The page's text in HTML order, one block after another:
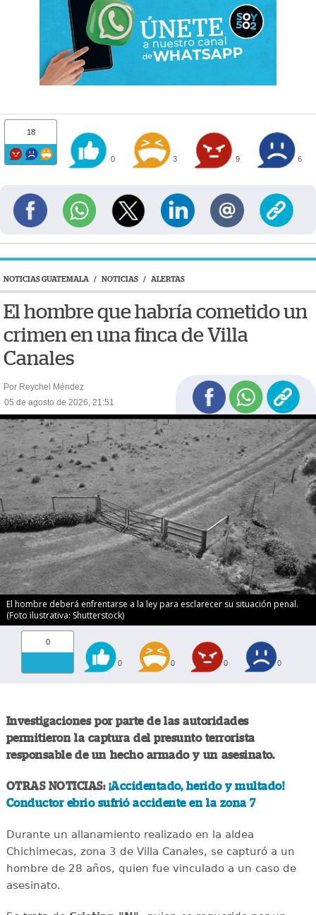
18
0 3 9 6
NOTICIAS GUATEMALA / NOTICIAS / ALERTAS
El hombre que habría cometido un
crimen en una finca de Villa
Canales
Por Reychel Méndez
05 de agosto de 2026, 21:51
El hombre deberá enfrentarse a la ley para esclarecer su situación penal.
(Foto ilustrativa: Shutterstock)
0
0 0 0 0
Investigaciones por parte de las autoridades
permitieron la captura del presunto terrorista
responsable de un hecho armado y un asesinato.
OTRAS NOTICIAS: ¡Accidentado, herido y multado!
Conductor ebrio sufrió accidente en la zona 7
Durante un allanamiento realizado en la aldea
Chichimecas, zona 3 de Villa Canales, se capturó a un
hombre de 28 años, quien fue vinculado a un caso de
asesinato.